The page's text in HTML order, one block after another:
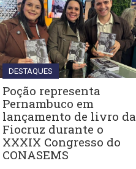
DESTAQUES
Poção representa
Pernambuco em
lançamento de livro da
Fiocruz durante o
XXXIX Congresso do
CONASEMS